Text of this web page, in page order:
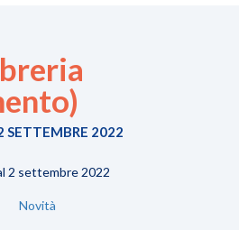
SETTEMBRE 2022
2 settembre 2022
Novità